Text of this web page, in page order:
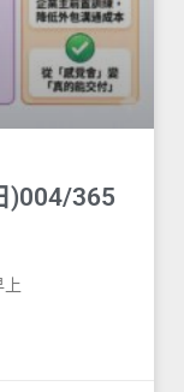
)004/365
上